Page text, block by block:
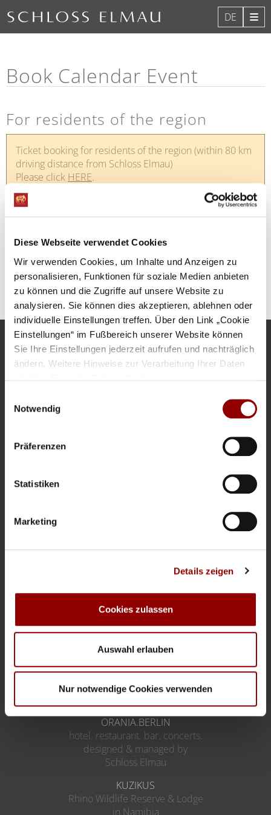
Diese Webseite verwendet Cookies
Wir verwenden Cookies, um Inhalte und Anzeigen zu
personalisieren, Funktionen für soziale Medien anbieten
zu können und die Zugriffe auf unsere Website zu
analysieren. Sie können dies akzeptieren, ablehnen oder
individuelle Einstellungen treffen. Über den Link „Cookie
Einstellungen“ im Fußbereich unserer Website können
Sie Ihre Einstellungen jederzeit aufrufen und nachträglich
ändern. Weitere Hinweise zur Verarbeitung Ihrer Daten
Notwendig
Präferenzen
Statistiken
Marketing
Details zeigen
Cookies zulassen
Auswahl erlauben
Nur notwendige Cookies verwenden
Book Calendar Event
For residents of the region
Ticket booking for residents of the region (within 80 km
driving distance from Schloss Elmau)
Please click HERE.
For hotel guests
The cultural calendar is currently being updated. To register
for cultural events, please send anemail to kultur@schloss-
elmau.de.
Address
PRICE LIST
WITHDRAWAL FORM
FACEBOOK
COOKIE-SETTINGS
ORANIA.BERLIN
hotel. restaurant. bar. concerts.
designed & managed by
Schloss Elmau
KUZIKUS
Rhino Wildlife Reserve & Lodge
in Namibia
DE